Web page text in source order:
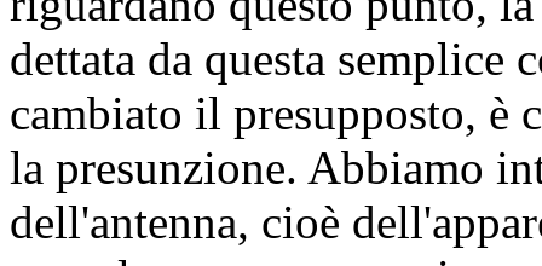
dettata da questa semplice
cambiato il presupposto, è
la presunzione. Abbiamo
dell'antenna, cioè